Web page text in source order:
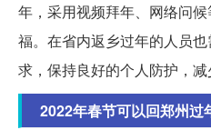
年，采用视频拜年、网络问
福。在省内返乡过年的人员
求，保持良好的个人防护，减
2022年春节可以回郑州过